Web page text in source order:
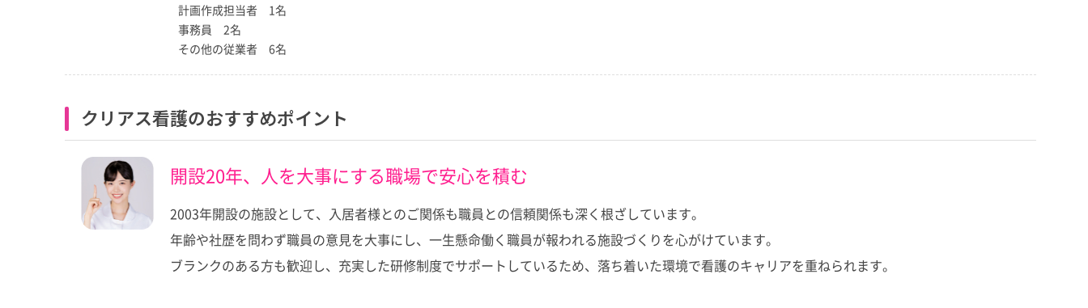
計画作成担当者 1名
事務員 2名
その他の従業者 6名
クリアス看護のおすすめポイント
開設20年、人を大事にする職場で安心を積む
2003年開設の施設として、入居者様とのご関係も職員との信頼関係も深く根ざしています。
年齢や社歴を問わず職員の意見を大事にし、一生懸命働く職員が報われる施設づくりを心がけています。
ブランクのある方も歓迎し、充実した研修制度でサポートしているため、落ち着いた環境で看護のキャリアを重ねられます。